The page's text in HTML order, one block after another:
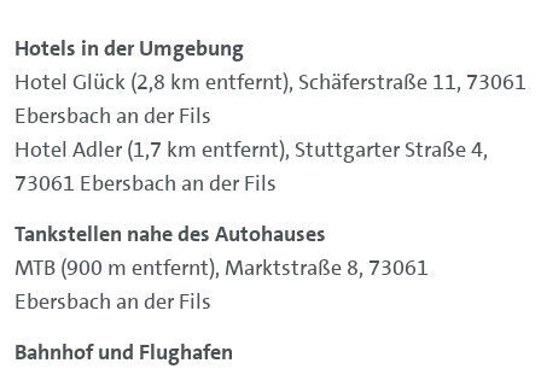
Hotels in der Umgebung
Hotel Glück (2,8 km entfernt), Schäferstraße 11, 73061
Ebersbach an der Fils
Hotel Adler (1,7 km entfernt), Stuttgarter Straße 4,
73061 Ebersbach an der Fils
Tankstellen nahe des Autohauses
MTB (900 m entfernt), Marktstraße 8, 73061
Ebersbach an der Fils
Bahnhof und Flughafen